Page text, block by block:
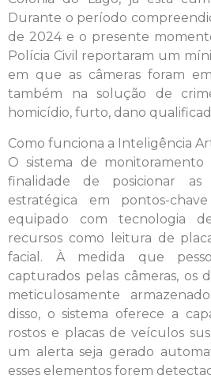
Durante o período
de 2024 e o presente
Polícia Civil reportaram um
em que as câmeras foram
também na solução de
homicídio, furto, dano
Como funciona a Inteligência
O sistema de
finalidade de posicionar
estratégica em pontos-
equipado com tecnologia
recursos como leitura de
facial. À medida que
capturados pelas câmeras, os
meticulosamente
disso, o sistema oferece a
rostos e placas de veículos
um alerta seja gerado
esses elementos forem